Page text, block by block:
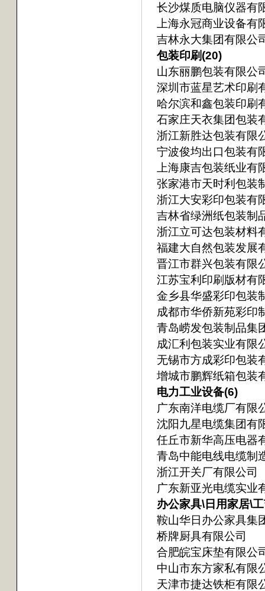
长沙煤质电脑仪器有
上海永冠商业设备有
吉林永大集团有限公
包装印刷(20)
山东丽鹏包装有限公
深圳市蓝星艺术印刷
哈尔滨和鑫包装印刷
石家庄天衣集团包装
浙江新胜达包装有限
宁波俊均出口包装有
上海康吉包装纸业有
张家港市天时利包装
浙江大安彩印包装有
吉林省绿洲纸包装制
浙江立可达包装材料
福建大自然包装发展
晋江市群兴包装有限
江苏宝利印刷版材有
金乡县华盛彩印包装
成都市华侨新苑彩印
青岛崂发包装制品集
成汇利包装实业有限
无锡市方成彩印包装
增城市鹏辉纸箱包装
电力工业设备(6)
广东南洋电缆厂有限
沈阳九星电缆集团有
任丘市新华高压电器
青岛中能电线电缆制
浙江开关厂有限公司
广东新亚光电缆实业
办公家具\日用家居\
鞍山华日办公家具集
桥牌厨具有限公司
合肥皖宝床垫有限公
中山市东方家私有限
天津市捷达铁柜有限